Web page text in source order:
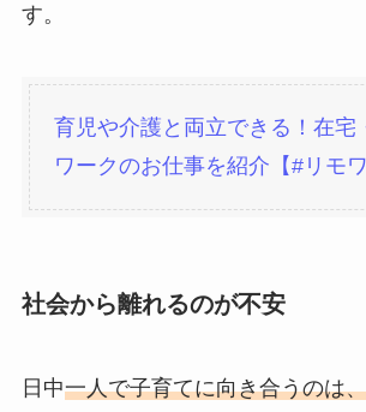
す。
育児や介護と両立できる！在宅
ワークのお仕事を紹介【#リモワ
社会から離れるのが不安
日中一人で子育てに向き合うのは